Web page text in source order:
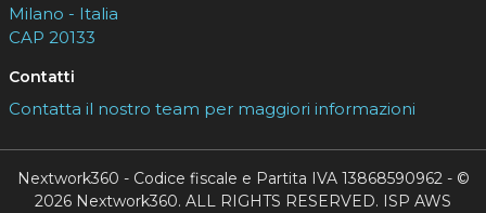
Milano - Italia
CAP 20133
Contatti
Contatta il nostro team per maggiori informazioni
Nextwork360 - Codice fiscale e Partita IVA 13868590962 - ©
2026 Nextwork360. ALL RIGHTS RESERVED. ISP AWS